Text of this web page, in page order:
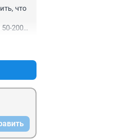
что
200%,